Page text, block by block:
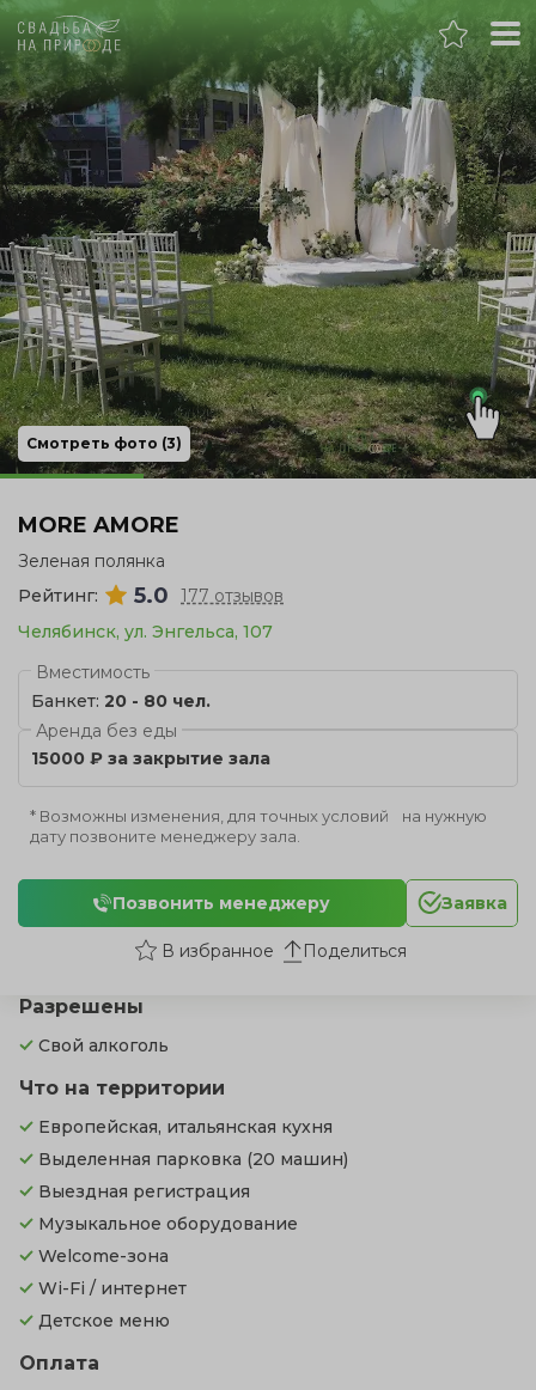
Челябинск
Банкет
Свадьба
День рождения
Выпускной
Корпоратив
Смотреть фото (3)
Разрешены
Свой алкоголь
Что на территории
Европейская, итальянская кухня
Выделенная парковка (20 машин)
Выездная регистрация
Музыкальное оборудование
Welcome-зона
Wi-Fi / интернет
Детское меню
Оплата
MORE AMORE
Зеленая полянка
Рейтинг:
5.0
177 отзывов
Челябинск, ул. Энгельса, 107
Вместимость
Банкет: 20 - 80 чел.
Аренда без еды
15000 ₽ за закрытие зала
* Возможны изменения, для точных условий на нужную
дату позвоните менеджеру зала.
Позвонить менеджеру Заявка
Поделиться